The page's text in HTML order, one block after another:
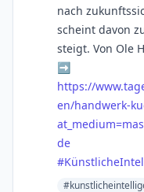
nach
scheint davon
steigt. Von Ole
➡️
https://www.
en/handwerk-
de
#